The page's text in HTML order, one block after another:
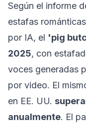
Según el informe
estafas
por IA, el 'pig
2025, con
voces generadas
por video. El
en EE. UU.
anualmente. El